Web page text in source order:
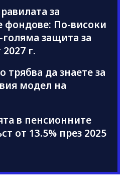
за
фондове: По-високи
голяма защита за
г.
трябва да знаете за
модел на
в пенсионните
от 13.5% през 2025